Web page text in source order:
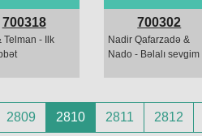
700318
Telman - Ilk
700302
Nadir Qafarzadə &
Nado - Bəlalı sevgim
2809 2810 2811 2812